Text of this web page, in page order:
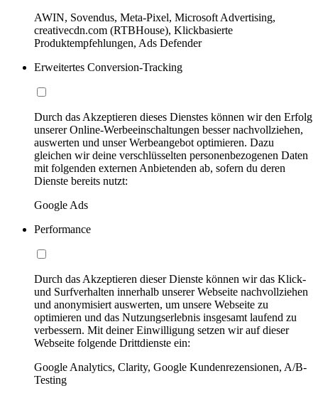
AWIN, Sovendus, Meta-Pixel, Microsoft Advertising,
creativecdn.com (RTBHouse), Klickbasierte
Produktempfehlungen, Ads Defender
Erweitertes Conversion-Tracking
Durch das Akzeptieren dieses Dienstes können wir den Erfolg
unserer Online-Werbeeinschaltungen besser nachvollziehen,
auswerten und unser Werbeangebot optimieren. Dazu
gleichen wir deine verschlüsselten personenbezogenen Daten
mit folgenden externen Anbietenden ab, sofern du deren
Dienste bereits nutzt:
Google Ads
Performance
Durch das Akzeptieren dieser Dienste können wir das Klick-
und Surfverhalten innerhalb unserer Webseite nachvollziehen
und anonymisiert auswerten, um unsere Webseite zu
optimieren und das Nutzungserlebnis insgesamt laufend zu
verbessern. Mit deiner Einwilligung setzen wir auf dieser
Webseite folgende Drittdienste ein:
Google Analytics, Clarity, Google Kundenrezensionen, A/B-
Testing